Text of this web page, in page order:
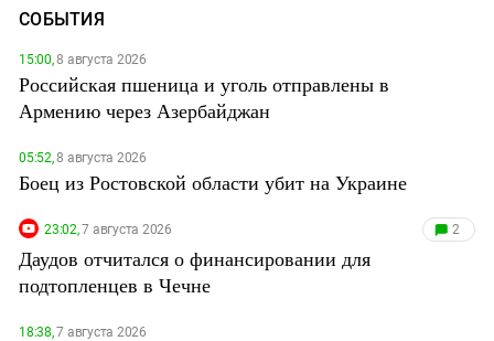
СОБЫТИЯ
15:00,8 августа 2026
Российская пшеница и уголь отправлены в
Армению через Азербайджан
05:52,8 августа 2026
Боец из Ростовской области убит на Украине
23:02,7 августа 2026 2
Даудов отчитался о финансировании для
подтопленцев в Чечне
18:38,7 августа 2026